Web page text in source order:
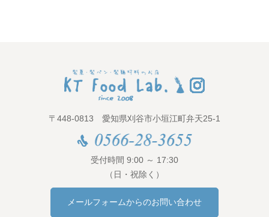
〒448-0813 愛知県刈谷市小垣江町弁天25-1
受付時間 9:00 ～ 17:30
（日・祝除く）
メールフォームからのお問い合わせ